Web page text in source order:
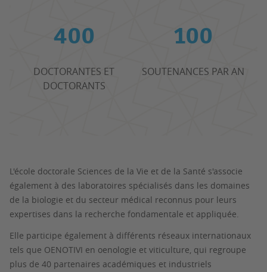
400
DOCTORANTES ET
DOCTORANTS
100
SOUTENANCES PAR AN
L'école doctorale Sciences de la Vie et de la Santé s'associe
également à des laboratoires spécialisés dans les domaines
de la biologie et du secteur médical reconnus pour leurs
expertises dans la recherche fondamentale et appliquée.
Elle participe également à différents réseaux internationaux
tels que OENOTIVI en oenologie et viticulture, qui regroupe
plus de 40 partenaires académiques et industriels